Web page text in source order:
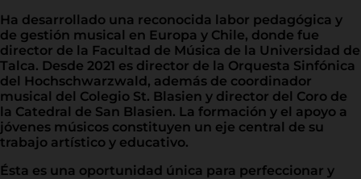
Ha desarrollado una reconocida labor pedagógica y
de gestión musical en Europa y Chile, donde fue
director de la Facultad de Música de la Universidad de
Talca. Desde 2021 es director de la Orquesta Sinfónica
del Hochschwarzwald, además de coordinador
musical del Colegio St. Blasien y director del Coro de
la Catedral de San Blasien. La formación y el apoyo a
jóvenes músicos constituyen un eje central de su
trabajo artístico y educativo.
Ésta es una oportunidad única para perfeccionar y